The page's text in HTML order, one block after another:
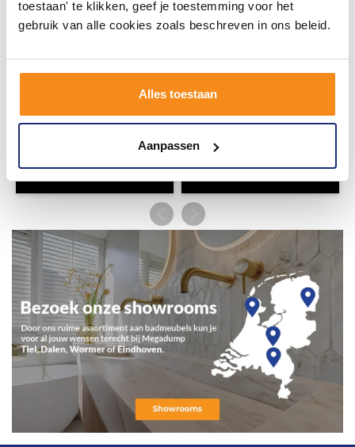
toestaan' te klikken, geef je toestemming voor het
gebruik van alle cookies zoals beschreven in ons beleid.
Alles toestaan
Aanpassen